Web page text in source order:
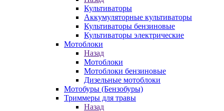
Культиваторы
Аккумуляторные культиваторы
Культиваторы бензиновые
Культиваторы электрические
Мотоблоки
Назад
Мотоблоки
Мотоблоки бензиновые
Дизельные мотоблоки
Мотобуры (Бензобуры)
Триммеры для травы
Назад